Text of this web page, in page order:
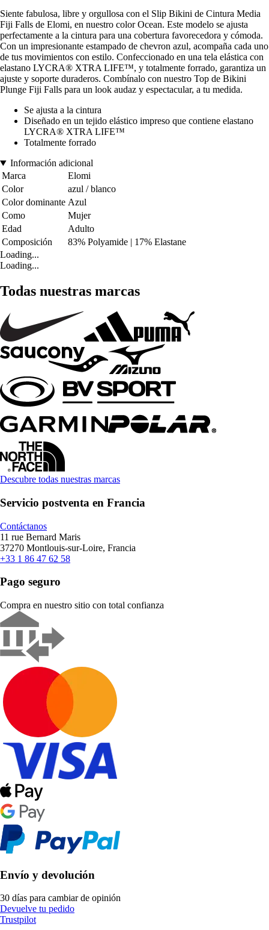
Siente fabulosa, libre y orgullosa con el Slip Bikini de Cintura Media
Fiji Falls de Elomi, en nuestro color Ocean. Este modelo se ajusta
perfectamente a la cintura para una cobertura favorecedora y cómoda.
Con un impresionante estampado de chevron azul, acompaña cada uno
de tus movimientos con estilo. Confeccionado en una tela elástica con
elastano LYCRA® XTRA LIFE™, y totalmente forrado, garantiza un
ajuste y soporte duraderos. Combínalo con nuestro Top de Bikini
Plunge Fiji Falls para un look audaz y espectacular, a tu medida.
Se ajusta a la cintura
Diseñado en un tejido elástico impreso que contiene elastano
LYCRA® XTRA LIFE™
Totalmente forrado
Información adicional
Marca
Elomi
Color
azul / blanco
Color dominante Azul
Como
Mujer
Edad
Adulto
Composición
83% Polyamide | 17% Elastane
Loading...
Loading...
Todas nuestras marcas
Descubre todas nuestras marcas
Servicio postventa en Francia
Contáctanos
11 rue Bernard Maris
37270 Montlouis-sur-Loire, Francia
+33 1 86 47 62 58
Pago seguro
Compra en nuestro sitio con total confianza
Envío y devolución
30 días para cambiar de opinión
Devuelve tu pedido
Trustpilot